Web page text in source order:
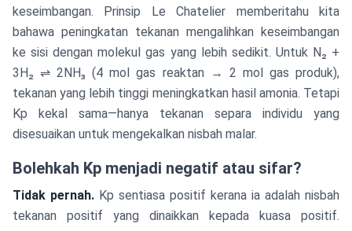
keseimbangan. Prinsip Le Chatelier memberitahu kita
bahawa peningkatan tekanan mengalihkan keseimbangan
ke sisi dengan molekul gas yang lebih sedikit. Untuk N₂ +
3H₂ ⇌ 2NH₃ (4 mol gas reaktan → 2 mol gas produk),
tekanan yang lebih tinggi meningkatkan hasil amonia. Tetapi
Kp kekal sama—hanya tekanan separa individu yang
disesuaikan untuk mengekalkan nisbah malar.
Bolehkah Kp menjadi negatif atau sifar?
Tidak pernah. Kp sentiasa positif kerana ia adalah nisbah
tekanan positif yang dinaikkan kepada kuasa positif.